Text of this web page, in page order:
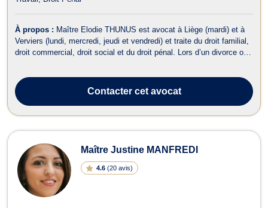
À propos : Maître Elodie THUNUS est avocat à Liège (mardi) et à
Verviers (lundi, mercredi, jeudi et vendredi) et traite du droit familial,
droit commercial, droit social et du droit pénal. Lors d’un divorce ou
Contactercet avocat
Maître Justine MANFREDI
4.6 (20 avis)